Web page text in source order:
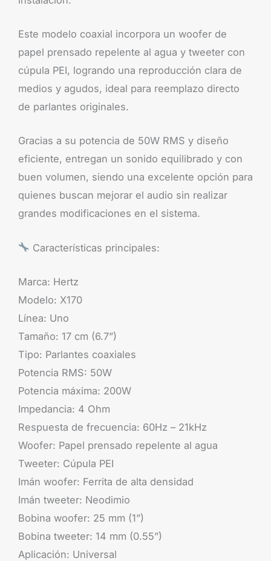
Este modelo coaxial incorpora un woofer de
papel prensado repelente al agua y tweeter con
cúpula PEI, logrando una reproducción clara de
medios y agudos, ideal para reemplazo directo
de parlantes originales.
Gracias a su potencia de 50W RMS y diseño
eficiente, entregan un sonido equilibrado y con
buen volumen, siendo una excelente opción para
quienes buscan mejorar el audio sin realizar
grandes modificaciones en el sistema.
Características principales:
Marca: Hertz
Modelo: X170
Línea: Uno
Tamaño: 17 cm (6.7”)
Tipo: Parlantes coaxiales
Potencia RMS: 50W
Potencia máxima: 200W
Impedancia: 4 Ohm
Respuesta de frecuencia: 60Hz – 21kHz
Woofer: Papel prensado repelente al agua
Tweeter: Cúpula PEI
Imán woofer: Ferrita de alta densidad
Imán tweeter: Neodimio
Bobina woofer: 25 mm (1”)
Bobina tweeter: 14 mm (0.55”)
Aplicación: Universal